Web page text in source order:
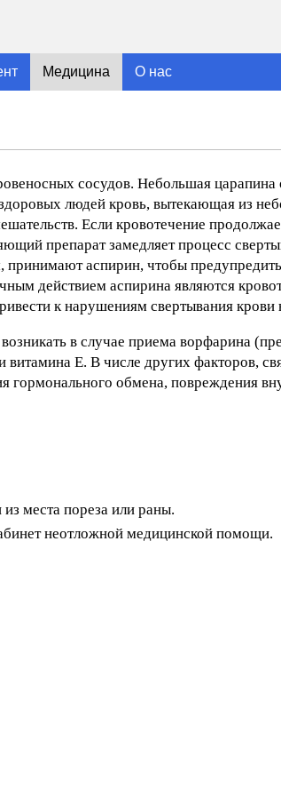
Медицина О нас
сосудов. Небольшая
людей кровь, вытекающая из
Если кровотечение
препарат замедляет процесс
аспирин, чтобы
действием аспирина являются
к нарушениям свертывания крови
в случае приема ворфарина
витамина Е. В числе других факторов,
гормонального обмена, повреждения
места пореза или раны.
неотложной медицинской помощи.